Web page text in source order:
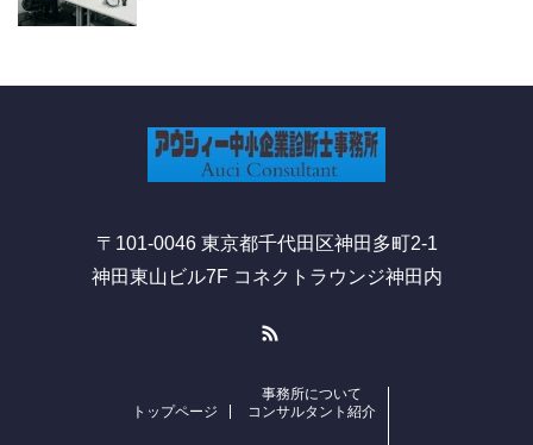
〒101-0046 東京都千代田区神田多町2-1
神田東山ビル7F コネクトラウンジ神田内
トップページ
事務所について
コンサルタント紹介